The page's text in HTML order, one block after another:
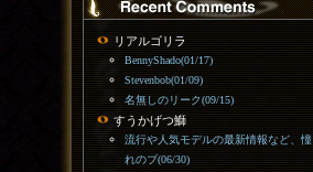
リアルゴリラ
BennyShado(01/17)
Stevenbob(01/09)
名無しのリーク(09/15)
すうかげつ鰤
流行や人気モデルの最新情報など、憧
れのブ(06/30)